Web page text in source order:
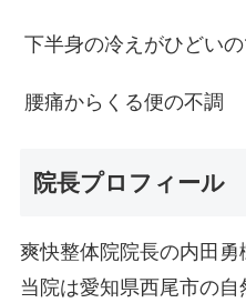
下半身の冷えがひどい
腰痛からくる便の不調
院長プロフィール
爽快整体院院長の内田勇
当院は愛知県西尾市の自